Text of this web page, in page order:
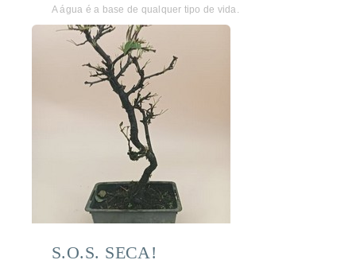
A água é a base de qualquer tipo de vida.
S.O.S. SECA!